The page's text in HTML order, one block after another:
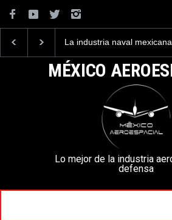
La industria naval mexicana
la Armada de México
MÉXICO
Lo mejor de la industria
defensa